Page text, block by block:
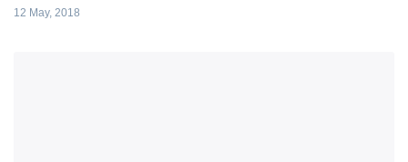
12 May, 2018